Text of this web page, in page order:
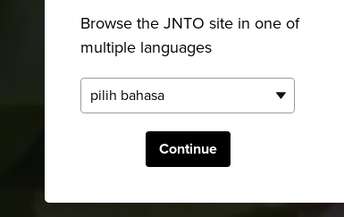
Browse the JNTO site in one of
multiple languages
Continue